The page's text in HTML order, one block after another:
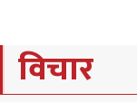
विचार